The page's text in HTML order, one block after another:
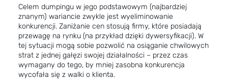
Celem dumpingu w jego podstawowym (najbardziej
znanym) wariancie zwykle jest wyeliminowanie
konkurencji. Zaniżanie cen stosują firmy, które posiadają
przewagę na rynku (na przykład dzięki dywersyfikacji). W
tej sytuacji mogą sobie pozwolić na osiąganie chwilowych
strat z jednej gałęzi swojej działalności – przez czas
wymagany do tego, by mniej zasobna konkurencja
wycofała się z walki o klienta.